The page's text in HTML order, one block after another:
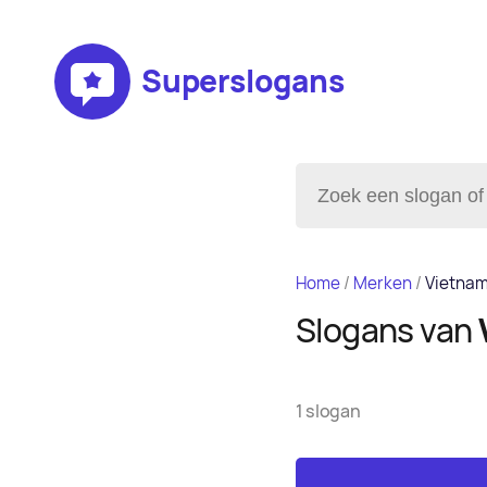
Superslogans
Home/ Merken/Vietnam
Slogans van
1 slogan